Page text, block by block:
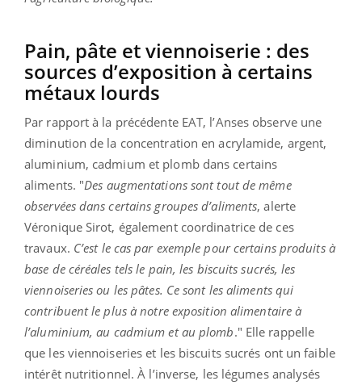
Pain, pâte et viennoiserie : des
sources d’exposition à certains
métaux lourds
Par rapport à la précédente EAT, l’Anses observe une
diminution de la concentration en acrylamide, argent,
aluminium, cadmium et plomb dans certains
aliments. "Des augmentations sont tout de même
observées dans certains groupes d’aliments, alerte
Véronique Sirot, également coordinatrice de ces
travaux. C’est le cas par exemple pour certains produits à
base de céréales tels le pain, les biscuits sucrés, les
viennoiseries ou les pâtes. Ce sont les aliments qui
contribuent le plus à notre exposition alimentaire à
l’aluminium, au cadmium et au plomb." Elle rappelle
que les viennoiseries et les biscuits sucrés ont un faible
intérêt nutritionnel. À l’inverse, les légumes analysés